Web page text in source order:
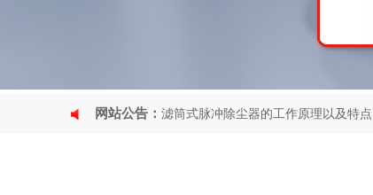
网站公告： 滤筒式脉冲除尘器的工作原理以及特点